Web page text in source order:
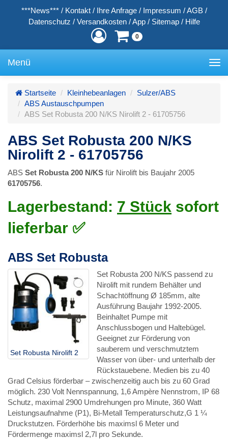
***News*** / Kontakt / Ihre Anfrage / Impressum / AGB /
Datenschutz / Versandkosten / App / Sitemap / Hilfe
0
Menü
Startseite Kleinhebeanlagen
Sulzer/ABS
ABS Austauschpumpen
ABS Set Robusta 200 N/KS Nirolift 2 - 61705756
ABS Set Robusta 200 N/KS
Nirolift 2 - 61705756
ABS Set Robusta 200 N/KS für Nirolift bis Baujahr 2005
61705756.
Lagerbestand: 7 Stück sofort
lieferbar ✅
ABS Set Robusta
Set Robusta Nirolift 2
Set Robusta 200 N/KS passend zu
Nirolift mit rundem Behälter und
Schachtöffnung Ø 185mm, alte
Ausführung Baujahr 1992-2005.
Beinhaltet Pumpe mit
Anschlussbogen und Haltebügel.
Geeignet zur Förderung von
sauberem und verschmutztem
Wasser von über- und unterhalb der
Rückstauebene. Medien bis zu 40
Grad Celsius förderbar – zwischenzeitig auch bis zu 60 Grad
möglich. 230 Volt Nennspannung, 1,6 Ampère Nennstrom, IP 68
Schutz, maximal 2900 Umdrehungen pro Minute, 360 Watt
Leistungsaufnahme (P1), Bi-Metall Temperaturschutz,G 1 ¼
Druckstutzen. Förderhöhe bis maximsl 6 Meter und
Fördermenge maximsl 2,7l pro Sekunde.